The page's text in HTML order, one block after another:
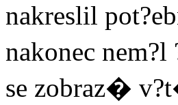
nakreslil
nakonec
se zobraz�